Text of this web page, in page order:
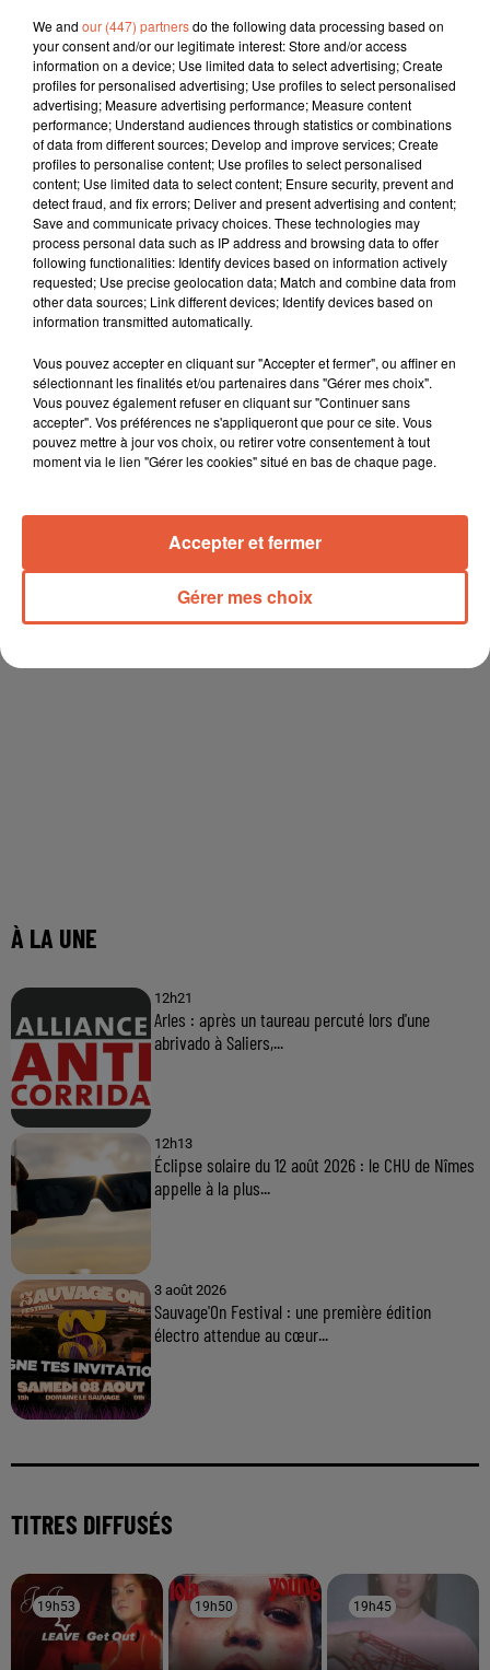
À LA UNE
12h21
Arles : après un taureau percuté lors d'une
abrivado à Saliers,...
12h13
Éclipse solaire du 12 août 2026 : le CHU de Nîmes
appelle à la plus...
3 août 2026
Sauvage'On Festival : une première édition
électro attendue au cœur...
TITRES DIFFUSÉS
19h53
19h53 19h50
19h50 19h45
19h45
We and our (447) partnersdo the following data processing based on
your consent and/or our legitimate interest: Store and/or access
information on a device; Use limited data to select advertising; Create
profiles for personalised advertising; Use profiles to select personalised
advertising; Measure advertising performance; Measure content
performance; Understand audiences through statistics or combinations
of data from different sources; Develop and improve services; Create
profiles to personalise content; Use profiles to select personalised
content; Use limited data to select content; Ensure security, prevent and
detect fraud, and fix errors; Deliver and present advertising and content;
Save and communicate privacy choices. These technologies may
process personal data such as IP address and browsing data to offer
following functionalities: Identify devices based on information actively
requested; Use precise geolocation data; Match and combine data from
other data sources; Link different devices; Identify devices based on
information transmitted automatically.
Vous pouvez accepter en cliquant sur "Accepter et fermer", ou affiner en
sélectionnant les finalités et/ou partenaires dans "Gérer mes choix".
Vous pouvez également refuser en cliquant sur "Continuer sans
accepter". Vos préférences ne s'appliqueront que pour ce site. Vous
pouvez mettre à jour vos choix, ou retirer votre consentement à tout
moment via le lien "Gérer les cookies" situé en bas de chaque page.
Gérer mes choix
Accepter et fermer